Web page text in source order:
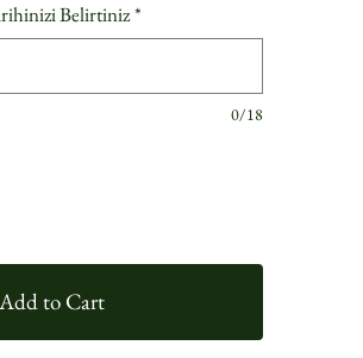
Belirtiniz*
0/18
Add to Cart